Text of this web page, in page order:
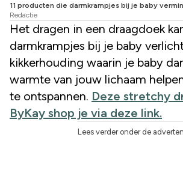
11 producten die darmkrampjes bij je baby
Redactie
Het dragen in een draagdoek
darmkrampjes bij je baby
kikkerhouding waarin je baby
warmte van jouw lichaam
te ontspannen. Deze stretchy
ByKay shop je via deze link.
Lees verder onder de